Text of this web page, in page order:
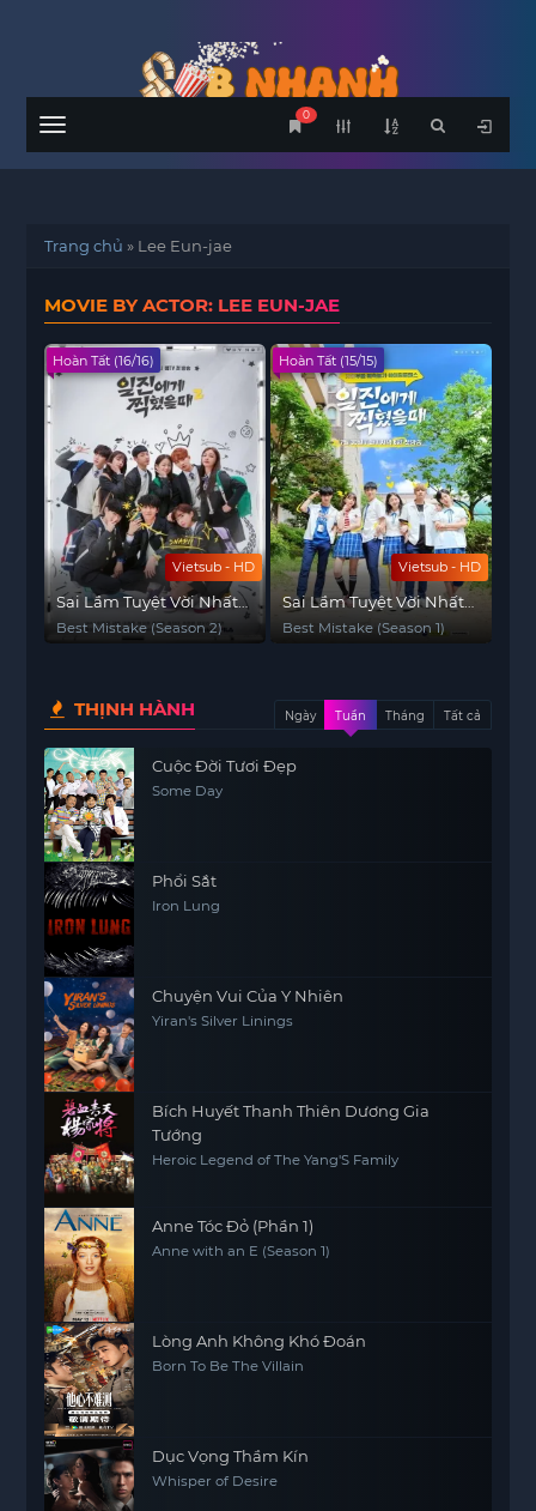
Menu
0
Trang chủ » Lee Eun-jae
MOVIE BY ACTOR: LEE EUN-JAE
Vietsub - HD
Hoàn Tất (16/16)
Sai Lầm Tuyệt Vời Nhất
(Phần 2)
Best Mistake (Season 2)
Vietsub - HD
Hoàn Tất (15/15)
Sai Lầm Tuyệt Vời Nhất
(Phần 1)
Best Mistake (Season 1)
THỊNH HÀNH Ngày Tuần Tháng Tất cả
Cuộc Đời Tươi Đẹp
Some Day
Phổi Sắt
Iron Lung
Chuyện Vui Của Y Nhiên
Yiran's Silver Linings
Bích Huyết Thanh Thiên Dương Gia
Tướng
Heroic Legend of The Yang'S Family
Anne Tóc Đỏ (Phần 1)
Anne with an E (Season 1)
Lòng Anh Không Khó Đoán
Born To Be The Villain
Dục Vọng Thầm Kín
Whisper of Desire